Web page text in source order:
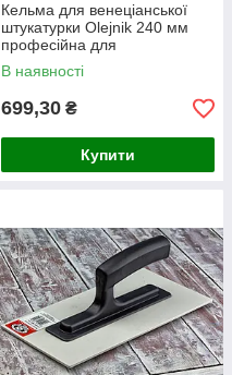
Кельма для венеціанської
штукатурки Olejnik 240 мм
професійна для
декоративного оздоблення
стін
В наявності
699,30 ₴
Купити